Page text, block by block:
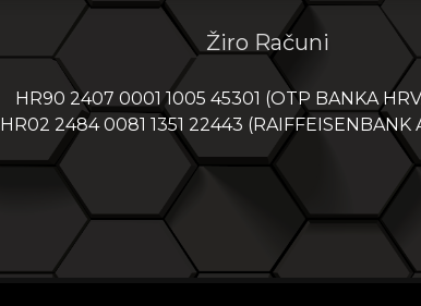
Žiro Računi
HR90 2407 0001 1005 45301 (OTP BANKA
HR02 2484 0081 1351 22443 (RAIFFEISENBANK